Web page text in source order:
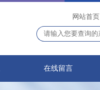
网站首页
在线留言